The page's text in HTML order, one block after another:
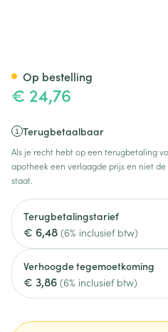
€ 24,76
Terugbetaalbaar
Als je recht hebt op een terugbetaling
apotheek een verlaagde prijs en niet
staat.
Terugbetalingstarief
€ 6,48 (6% inclusief btw)
Verhoogde tegemoetkoming
€ 3,86 (6% inclusief btw)
Op bestelling